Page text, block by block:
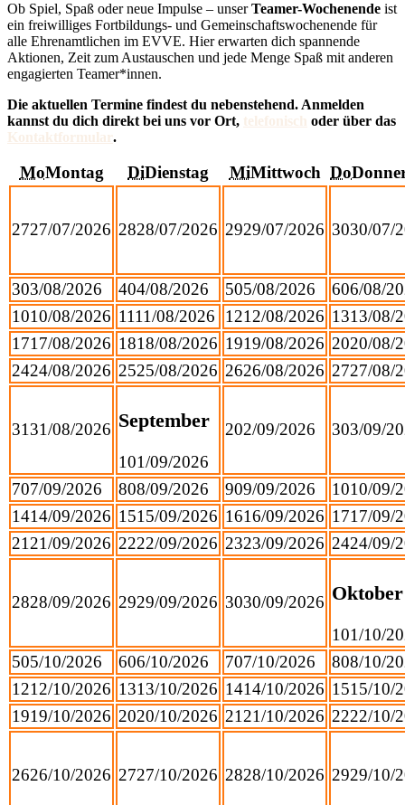
Ob Spiel, Spaß oder neue Impulse – unserTeamer-Wochenende ist
ein freiwilliges Fortbildungs- und Gemeinschaftswochenende für
alle Ehrenamtlichen im EVVE. Hier erwarten dich spannende
Aktionen, Zeit zum Austauschen und jede Menge Spaß mit anderen
engagierten Teamer*innen.
Die aktuellen Termine findest du nebenstehend. Anmelden
kannst du dich direkt bei uns vor Ort, telefonisch oder über das
Kontaktformular.
MoMontag DiDienstag MiMittwoch Do
2727/07/2026 2828/07/2026 2929/07/2026 3030/07/
303/08/2026 404/08/2026 505/08/2026 606/08/
1010/08/2026 1111/08/2026 1212/08/2026 1313/08/
1717/08/2026 1818/08/2026 1919/08/2026 2020/08/
2424/08/2026 2525/08/2026 2626/08/2026 2727/08/
3131/08/2026 September
101/09/2026
202/09/2026 303/09/
707/09/2026 808/09/2026 909/09/2026 1010/09/
1414/09/2026 1515/09/2026 1616/09/2026 1717/09/
2121/09/2026 2222/09/2026 2323/09/2026 2424/09/
2828/09/2026 2929/09/2026 3030/09/2026 Oktober
101/10/
505/10/2026 606/10/2026 707/10/2026 808/10/
1212/10/2026 1313/10/2026 1414/10/2026 1515/10/
1919/10/2026 2020/10/2026 2121/10/2026 2222/10/
2626/10/2026 2727/10/2026 2828/10/2026 2929/10/